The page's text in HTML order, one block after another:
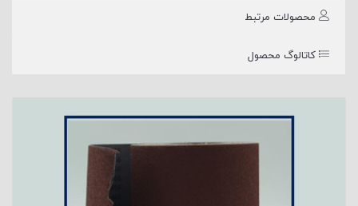
محصولات مرتبط
کاتالوگ محصول